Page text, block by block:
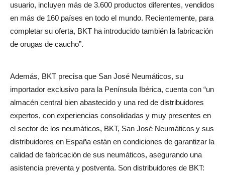
usuario, incluyen más de 3.600 productos diferentes, vendidos
en más de 160 países en todo el mundo. Recientemente, para
completar su oferta, BKT ha introducido también la fabricación
de orugas de caucho”.
Además, BKT precisa que San José Neumáticos, su
importador exclusivo para la Península Ibérica, cuenta con “un
almacén central bien abastecido y una red de distribuidores
expertos, con experiencias consolidadas y muy presentes en
el sector de los neumáticos, BKT, San José Neumáticos y sus
distribuidores en España están en condiciones de garantizar la
calidad de fabricación de sus neumáticos, asegurando una
asistencia preventa y postventa. Son distribuidores de BKT: